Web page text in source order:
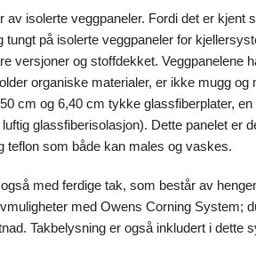
av isolerte veggpaneler. Fordi det er kjent
tungt på isolerte veggpaneler for
versjoner og stoffdekket. Veggpanelene
organiske materialer, er ikke mugg
cm og 6,40 cm tykke glassfiberplater,
glassfiberisolasjon). Dette panelet er
teflon som både kan males og vaskes.
med ferdige tak, som består av
med Owens Corning System;
Takbelysning er også inkludert i dette